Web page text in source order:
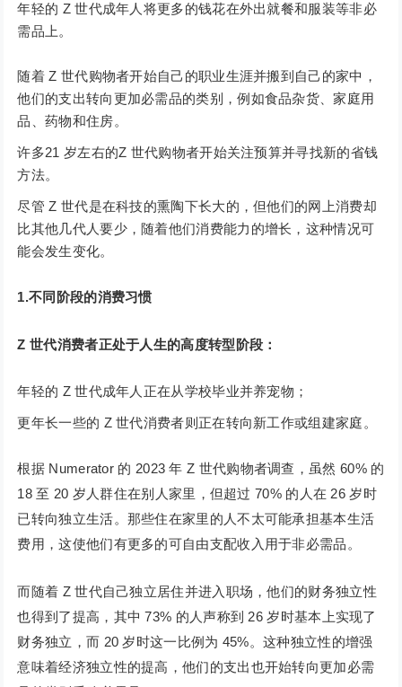
年轻的 Z 世代成年人将更多的钱花在外出就餐和服装等非必
需品上。
随着 Z 世代购物者开始自己的职业生涯并搬到自己的家中，
他们的支出转向更加必需品的类别，例如食品杂货、家庭用
品、药物和住房。
许多21 岁左右的Z 世代购物者开始关注预算并寻找新的省钱
方法。
尽管 Z 世代是在科技的熏陶下长大的，但他们的网上消费却
比其他几代人要少，随着他们消费能力的增长，这种情况可
能会发生变化。
1.不同阶段的消费习惯
Z 世代消费者正处于人生的高度转型阶段：
年轻的 Z 世代成年人正在从学校毕业并养宠物；
更年长一些的 Z 世代消费者则正在转向新工作或组建家庭。
根据 Numerator 的 2023 年 Z 世代购物者调查，虽然 60% 的
18 至 20 岁人群住在别人家里，但超过 70% 的人在 26 岁时
已转向独立生活。那些住在家里的人不太可能承担基本生活
费用，这使他们有更多的可自由支配收入用于非必需品。
而随着 Z 世代自己独立居住并进入职场，他们的财务独立性
也得到了提高，其中 73% 的人声称到 26 岁时基本上实现了
财务独立，而 20 岁时这一比例为 45%。这种独立性的增强
意味着经济独立性的提高，他们的支出也开始转向更加必需